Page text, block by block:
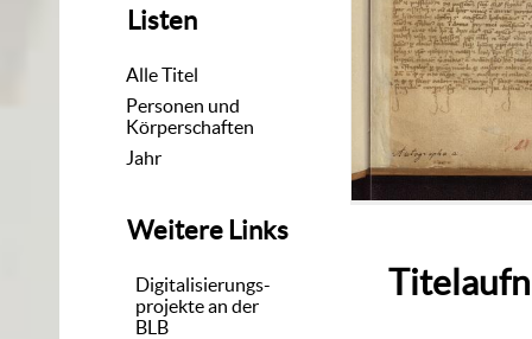
Listen
Alle Titel
Personen und
Körperschaften
Jahr
Weitere Links
Digitalisierungs-
projekte an der
BLB